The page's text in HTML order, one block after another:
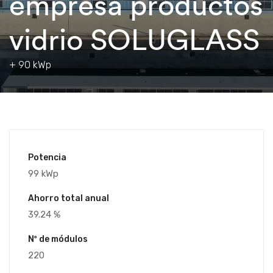
vidrio SOLUGLASS
+ 90 kWp
Potencia
99 kWp
Ahorro total anual
39.24 %
Nº de módulos
220